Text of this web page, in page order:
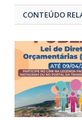
CONTEÚDO